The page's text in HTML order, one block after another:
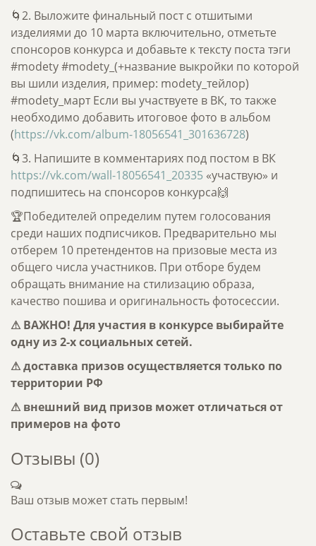
🌀2. Выложите финальный пост с отшитыми
изделиями до 10 марта включительно, отметьте
спонсоров конкурса и добавьте к тексту поста тэги
#modety #modety_(+название выкройки по которой
вы шили изделия, пример: modety_тейлор)
#modety_март Если вы участвуете в ВК, то также
необходимо добавить итоговое фото в альбом
(https://vk.com/album-18056541_301636728)
🌀3. Напишите в комментариях под постом в ВК
https://vk.com/wall-18056541_20335 «участвую» и
подпишитесь на спонсоров конкурса🙌
🏆Победителей определим путем голосования
среди наших подписчиков. Предварительно мы
отберем 10 претендентов на призовые места из
общего числа участников. При отборе будем
обращать внимание на стилизацию образа,
качество пошива и оригинальность фотосессии.
⚠ ВАЖНО! Для участия в конкурсе выбирайте
одну из 2-х социальных сетей.
⚠ доставка призов осуществляется только по
территории РФ
⚠ внешний вид призов может отличаться от
примеров на фото
Отзывы (0)
Ваш отзыв может стать первым!
Оставьте свой отзыв